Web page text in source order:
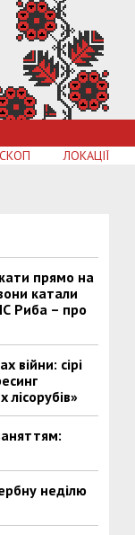
ЛОКАЦІЇ
прямо на
катали
Риба – про
війни: сірі
лісорубів»
неділю